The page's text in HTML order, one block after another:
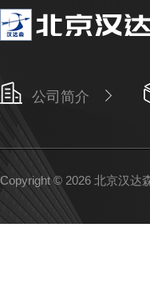
公司简介
Copyright © 2026 北京汉达